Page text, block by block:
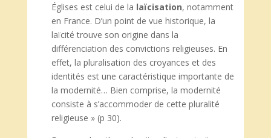
Églises est celui de la laïcisation, notamment
en France. D’un point de vue historique, la
laïcité trouve son origine dans la
différenciation des convictions religieuses. En
effet, la pluralisation des croyances et des
identités est une caractéristique importante de
la modernité… Bien comprise, la modernité
consiste à s’accommoder de cette pluralité
religieuse » (p 30).